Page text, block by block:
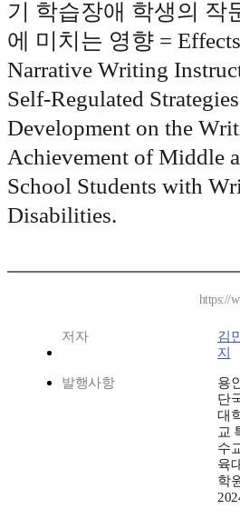
기 학습장애 학생의 작
에 미치는 영향 =
Narrative Writing
Self-Regulated Strategies
Development on the
Achievement of Middle
School Students with
Disabilities.
https://
저자
김
지
발행사항
용
단
대
교
수
육
학